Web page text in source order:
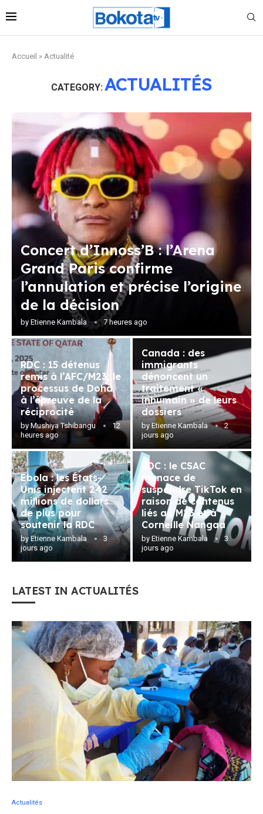
Accueil » Actualité
CATEGORY:ACTUALITÉS
Concert d’Innoss’B : l’Arena
Grand Paris confirme
l’annulation et précise l’origine
de la décision
by Etienne Kambala 7 heures ago
RDC : 15 détenus
remis à l’AFC/M23, le
processus de Doha
à l’épreuve de la
réciprocité
by Mushiya Tshibangu
12
heures ago
Canada : des
immigrants
dénoncent un
traitement «
inhumain » de leurs
dossiers
by Etienne Kambala
2
jours ago
Ebola : les États-
Unis injectent 242
millions de dollars
de plus pour
soutenir la RDC
by Etienne Kambala
3
jours ago
RDC : le CSAC
menace de
suspendre TikTok en
raison de contenus
liés au M23 et à
Corneille Nangaa
by Etienne Kambala
3
jours ago
LATEST IN ACTUALITÉS
Actualités